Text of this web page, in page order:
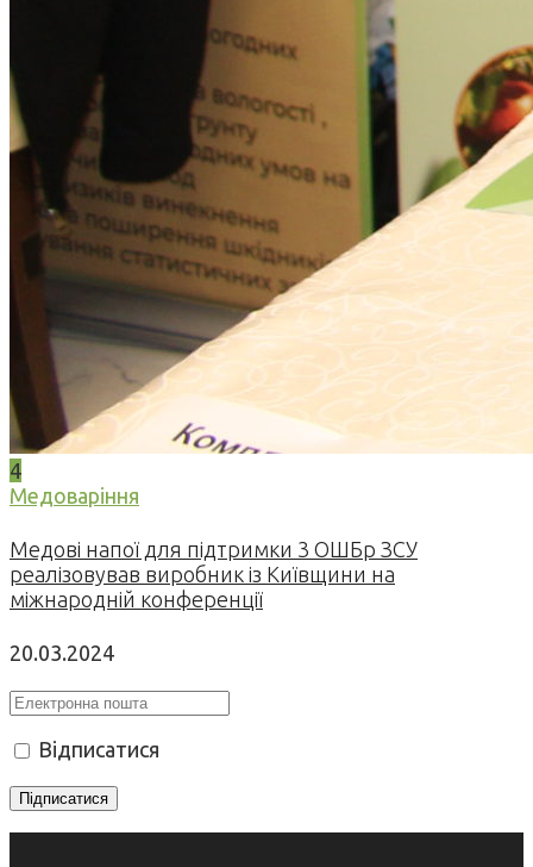
4
Медоваріння
Медові напої для підтримки 3 ОШБр ЗСУ
реалізовував виробник із Київщини на
міжнародній конференції
20.03.2024
Відписатися